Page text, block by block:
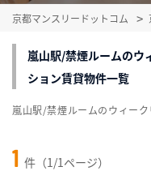
京都マンスリードットコム
嵐山駅/禁煙ルームのウ
ション賃貸物件一覧
1 件（1/1ページ）